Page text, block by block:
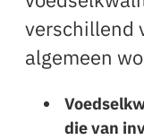
verschillend
algemeen
die van